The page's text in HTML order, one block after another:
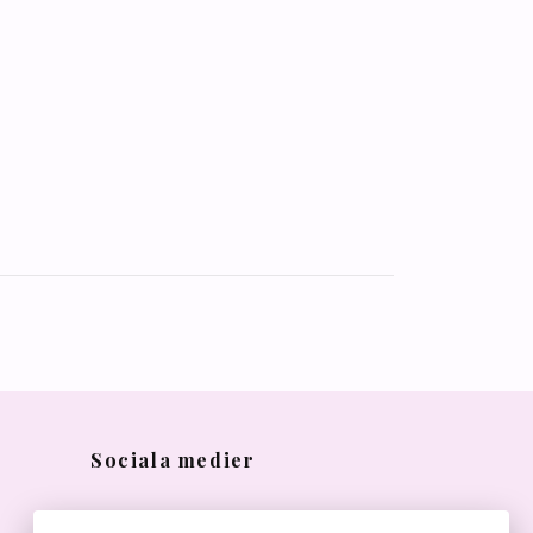
Sociala medier